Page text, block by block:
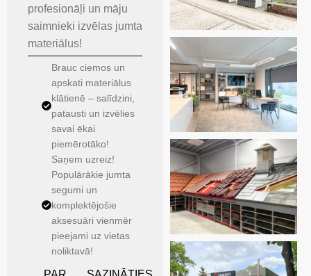
profesionāļi un māju
saimnieki izvēlas jumta
materiālus!
Brauc ciemos un
apskati materiālus
klātienē – salīdzini,
patausti un izvēlies
savai ēkai
piemērotāko!
Saņem uzreiz!
Populārākie jumta
segumi un
komplektējošie
aksesuāri vienmēr
pieejami uz vietas
noliktavā!